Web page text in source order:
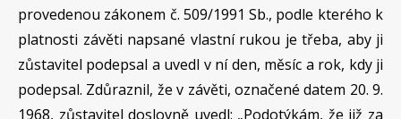
provedenou zákonem č. 509/1991 Sb., podle kterého k
platnosti závěti napsané vlastní rukou je třeba, aby ji
zůstavitel podepsal a uvedl v ní den, měsíc a rok, kdy ji
podepsal. Zdůraznil, že v závěti, označené datem 20. 9.
1968, zůstavitel doslovně uvedl: „Podotýkám, že již za